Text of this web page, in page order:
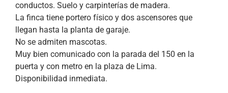
conductos. Suelo y carpinterías de madera.
La finca tiene portero físico y dos ascensores que
llegan hasta la planta de garaje.
No se admiten mascotas.
Muy bien comunicado con la parada del 150 en la
puerta y con metro en la plaza de Lima.
Disponibilidad inmediata.